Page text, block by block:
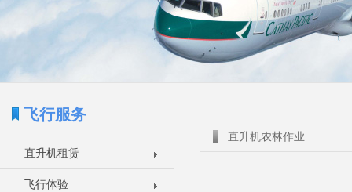
飞行服务
直升机租赁
飞行体验
直升机农林作业